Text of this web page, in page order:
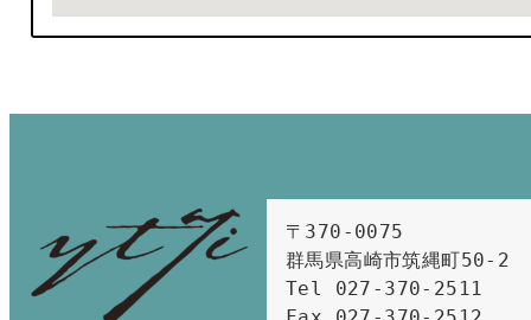
〒370-0075
群馬県高崎市筑縄町50-2
Tel 027-370-2511